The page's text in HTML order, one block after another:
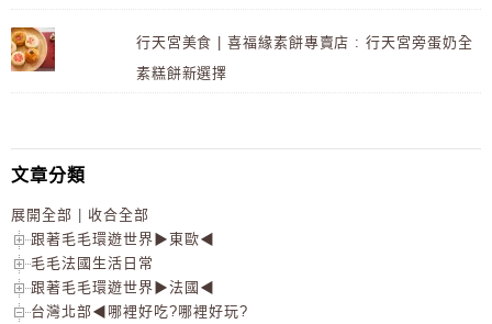
行天宮美食 | 喜福緣素餅專賣店 : 行天宮旁蛋奶全
素糕餅新選擇
文章分類
展開全部
收合全部
跟著毛毛環遊世界▶東歐◀
毛毛法國生活日常
跟著毛毛環遊世界▶法國◀
台灣北部◀哪裡好吃?哪裡好玩?